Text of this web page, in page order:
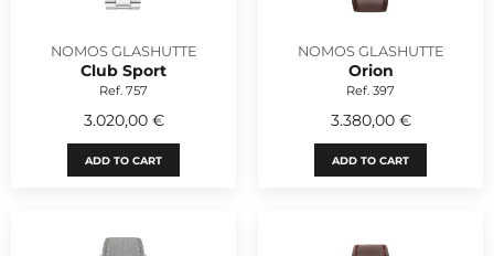
NOMOS GLASHUTTE
Club Sport
Ref. 757
3.020,00 €
ADD TO CART
NOMOS GLASHUTTE
Orion
Ref. 397
3.380,00 €
ADD TO CART